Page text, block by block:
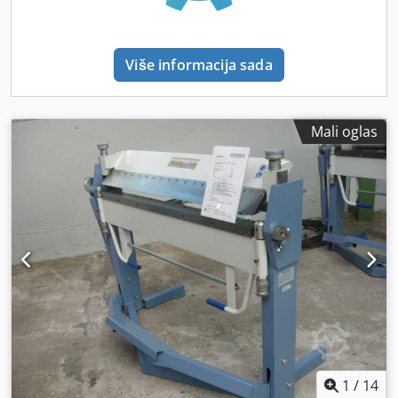
moment pri niskim obrtajima i gotovo konstantnu brzinu
trenutna vrednost očitava se na digitalnom displeju •
Raznovrsna primena u opštoj mašinskoj obradi,
proizvodnji, izradi pojedinačnih delova... • Izvadivi most
brzim pomeranjem u uzdužnoj i poprečnoj osi za
smanjenje pomoćnih vremena • Moderni ležajevi glavnog
vretena sa kosim kugličnim ležajevima visokih performansi
• Ležište izliveno iz jednog komada, izuzetno otporno na
uvijanje i vibracije, što je preduslov za precizno struganje •
Konjić je podesiv za obradu konusa • Centralno
podmazivanje poprečnog suporta Obim isporuke • 3-osni
digitalni merač ES-12 V sa LCD ekranom • Trostepeni stezni
prihvat PS3-315 mm / D8 • Fiksni lunet – maksimalni
prečnik prolaza 180 mm • Prateći lunet – maksimalni
prečnik prolaza 120 mm • Nožna pedala sa funkcijom
kočenja prema CE standardu • Zaštitna oprema za brzi
prihvat alata • LED mašinsko osvetljenje • Prvo punjenje
uljem Shell Tellus 46 • Stezna ploča 450 mm • 2 centarske
špice • Frekventni regulator • Digitalni prikaz broja obrtaja •
Više informacija sada
Mali oglas
1 / 14